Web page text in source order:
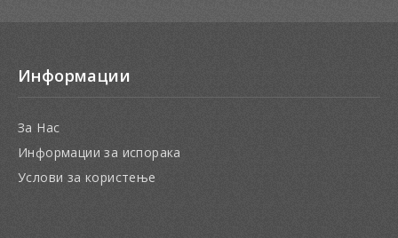
Информации
За Нас
Информации за испорака
Услови за користење